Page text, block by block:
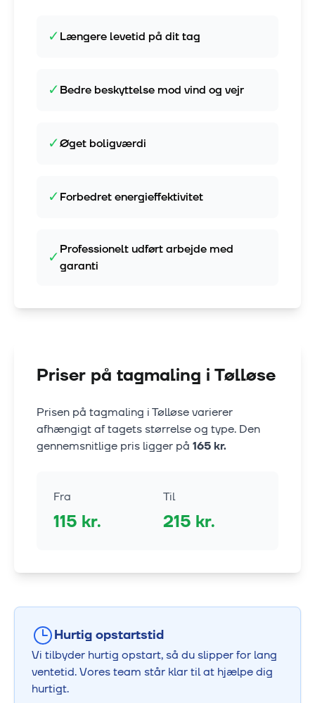
✓Længere levetid på dit tag
✓Bedre beskyttelse mod vind og vejr
✓Øget boligværdi
✓Forbedret energieffektivitet
✓Professionelt udført arbejde med
garanti
Priser på tagmaling i Tølløse
Prisen på tagmaling iTølløsevarierer
afhængigt af tagets størrelse og type. Den
gennemsnitlige pris ligger på 165kr.
Fra
115 kr.
Til
215 kr.
Hurtig opstartstid
Vi tilbyder hurtig opstart, så du slipper for lang
ventetid. Vores team står klar til at hjælpe dig
hurtigt.